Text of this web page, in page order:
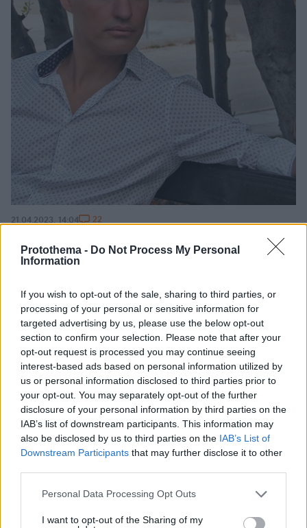
Protothema - Do Not Process My Personal
Information
If you wish to opt-out of the sale, sharing to third parties, or
processing of your personal or sensitive information for
targeted advertising by us, please use the below opt-out
section to confirm your selection. Please note that after your
opt-out request is processed you may continue seeing
interest-based ads based on personal information utilized by
us or personal information disclosed to third parties prior to
your opt-out. You may separately opt-out of the further
disclosure of your personal information by third parties on the
IAB’s list of downstream participants. This information may
also be disclosed by us to third parties on the IAB’s List of
Downstream Participants that may further disclose it to other
Please note that this website/app uses one or more Google
not limited to your visit or usage behaviour. You may click to
Personal Data Processing Opt Outs
I want to opt-out of the Sharing of my
Μετά την Παπαθωμά και ο Πετράκος για Γεωργούλη: Το
τεκμήριο αθωότητας αντικαθίσταται από το βιασμό των
metooδων
Θεοφανίας Παπαθωμά - Ο τραγουδιστής καλεί τους
διαδικτυακούς του φίλους να... «ταρακουνηθούν» και
να «ανασυνταχθούν»
21.04.2023, 14:04 22